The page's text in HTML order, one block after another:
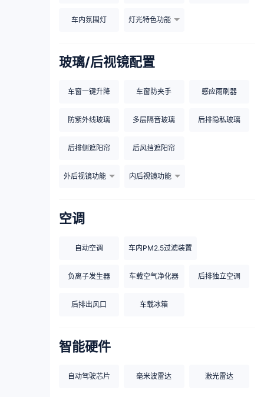
车内氛围灯 灯光特色功能
玻璃/后视镜配置
车窗一键升降 车窗防夹手 感应雨刷器
防紫外线玻璃 多层隔音玻璃 后排隐私玻璃
后排侧遮阳帘 后风挡遮阳帘
外后视镜功能 内后视镜功能
空调
自动空调 车内PM2.5过滤装置
负离子发生器 车载空气净化器 后排独立空调
后排出风口 车载冰箱
智能硬件
自动驾驶芯片 毫米波雷达 激光雷达